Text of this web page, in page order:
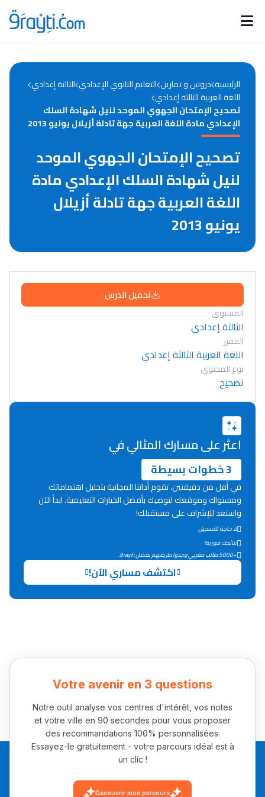
Catégories
d'actualités
Annonces bourses
Lycée Maroc
Collège au Maroc
Interviews/Vidéos
+ de 89 Interviews/Vidéos
دليل المهن
الرئيسية دروس و تمارين التعليم الثانوي الإعدادي الثالثة إعدادي
اللغة العربية الثالثة إعدادي
تصحيح الإمتحان الجهوي الموحد لنيل شهادة السلك
الإعدادي مادة اللغة العربية جهة تادلة أزيلال يونيو 2013
تصحيح الإمتحان الجهوي الموحد
لنيل شهادة السلك الإعدادي مادة
اللغة العربية جهة تادلة أزيلال
يونيو 2013
تحميل الدرس
المستوى
الثالثة إعدادي
المقرر
اللغة العربية الثالثة إعدادي
نوع المحتوى
تصحيح
اعثر على مسارك المثالي في
3 خطوات بسيطة
في أقل من دقيقتين، تقوم أداتنا المجانية بتحليل اهتماماتك
ومستواك وموقعك لتوصيك بأفضل الخيارات التعليمية. ابدأ الآن
واستعد للإشراف على مستقبلك!
لا حاجة للتسجيل
نتائجك فورية!
+5000 طالب مغربي وجدوا طريقهم بفضل 9rayti.
اكتشف مساري الآن!
Votre avenir en 3 questions
Notre outil analyse vos centres d'intérêt, vos notes
et votre ville en 90 secondes pour vous proposer
des recommandations 100% personnalisées.
Essayez-le gratuitement - votre parcours idéal est à
un clic !
Découvrir mon parcours